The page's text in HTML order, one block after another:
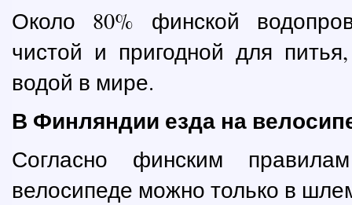
Около 80% финской
чистой и пригодной для
водой в мире.
В Финляндии езда на
Согласно финским
велосипеде можно только в